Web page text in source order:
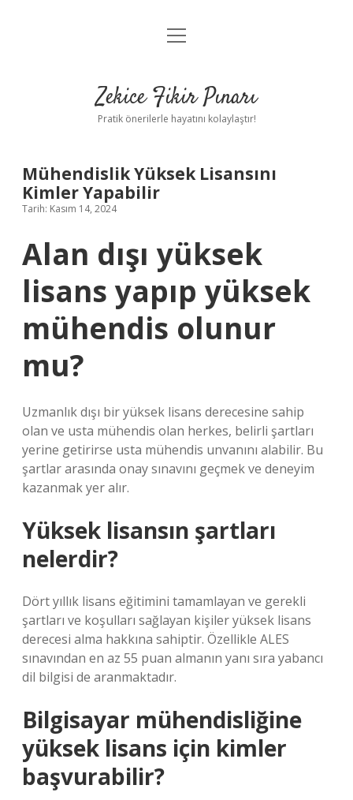
Anasayfa
Yasal Uyarı
menüyü
Zekice Fikir Pınarı
Pratik önerilerle hayatını kolaylaştır!
Mühendislik Yüksek Lisansını
Kimler Yapabilir
Tarih: Kasım 14, 2024
Alan dışı yüksek
lisans yapıp yüksek
mühendis olunur
mu?
Uzmanlık dışı bir yüksek lisans derecesine sahip
olan ve usta mühendis olan herkes, belirli şartları
yerine getirirse usta mühendis unvanını alabilir. Bu
şartlar arasında onay sınavını geçmek ve deneyim
kazanmak yer alır.
Yüksek lisansın şartları
nelerdir?
Dört yıllık lisans eğitimini tamamlayan ve gerekli
şartları ve koşulları sağlayan kişiler yüksek lisans
derecesi alma hakkına sahiptir. Özellikle ALES
sınavından en az 55 puan almanın yanı sıra yabancı
dil bilgisi de aranmaktadır.
Bilgisayar mühendisliğine
yüksek lisans için kimler
başvurabilir?